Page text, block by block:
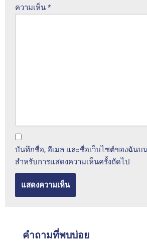
ความเห็น *
บันทึกชื่อ, อีเมล และชื่อเว็บไซต์ของฉันบ
สำหรับการแสดงความเห็นครั้งถัดไป
คำถามที่พบบ่อย